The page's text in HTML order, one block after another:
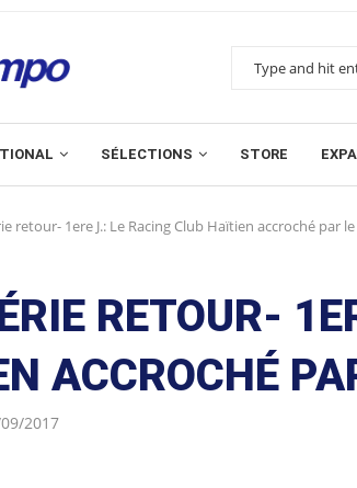
SÉLECTIONS STORE
retour- 1ere J.: Le Racing Club Haïtien accroché par
RETOUR-
ACCROCHÉ
2017